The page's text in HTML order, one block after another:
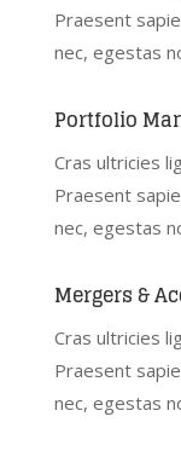
Praesent
nec, egestas
Portfolio
Cras ultricies
Praesent
nec, egestas
Mergers &
Cras ultricies
Praesent
nec, egestas